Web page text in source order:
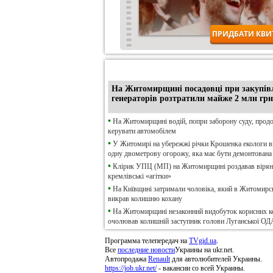
На Житомирщині посадовці при
генераторів розтратили майже 2 млн грн
• На Житомирщині водій, попри заборону суду,
керувати автомобілем
• У Житомирі на убережжі річки Крошенка екологи
одну двометрову огорожу, яка має бути демонтована
• Клірик УПЦ (МП) на Житомирщині роздавав
кремлівські «агітки»
• На Київщині затримали чоловіка, який в
викрав колишню кохану
• На Житомирщині незаконний видобуток корисних
очолював колишній заступник голови Луганської
Программа телепередач на TVgid.ua.
Все последние новостиУкраины на ukr.net.
Автопродажа Renaultдля автолюбителей Украины.
https://job.ukr.net/- вакансии со всей Украины.